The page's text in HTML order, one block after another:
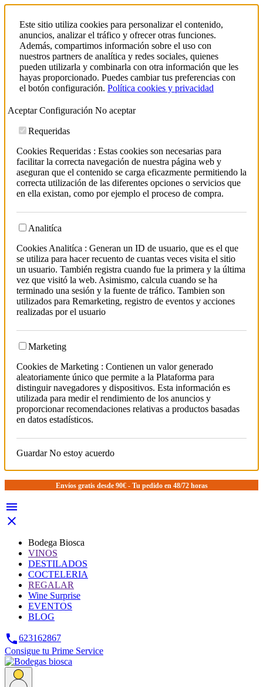
Este sitio utiliza cookies para personalizar el contenido,
anuncios, analizar el tráfico y ofrecer otras funciones.
Además, compartimos información sobre el uso con
nuestros partners de analítica y redes sociales, quienes
pueden utilizarla y combinarla con otra información que les
hayas proporcionado. Puedes cambiar tus preferencias con
el botón configuración. Política cookies y privacidad
AceptarConfiguración No aceptar
Requeridas
Cookies Requeridas : Estas cookies son necesarias para
facilitar la correcta navegación de nuestra página web y
aseguran que el contenido se carga eficazmente permitiendo la
correcta utilización de las diferentes opciones o servicios que
en ella existan, como por ejemplo el proceso de compra.
Analitíca
Cookies Analitíca : Generan un ID de usuario, que es el que
se utiliza para hacer recuento de cuantas veces visita el sitio
un usuario. También registra cuando fue la primera y la última
vez que visitó la web. Asimismo, calcula cuando se ha
terminado una sesión y la fuente de tráfico. Tambien son
utilizados para Remarketing, registro de eventos y acciones
realizadas por el usuario
Marketing
Cookies de Marketing : Contienen un valor generado
aleatoriamente único que permite a la Plataforma para
distinguir navegadores y dispositivos. Esta información es
utilizada para medir el rendimiento de los anuncios y
proporcionar recomendaciones relativas a productos basadas
en datos estadísticos.
GuardarNo estoy acuerdo
Envíos gratis desde 90€ - Tu pedido en 48/72 horas


Bodega Biosca
VINOS
DESTILADOS
COCTELERIA
REGALAR
Wine Surprise
EVENTOS
BLOG
623162867
Consigue tu Prime Service